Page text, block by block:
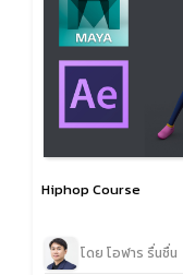
Hiphop Course
โดย โอฬาร รื่นชื่น